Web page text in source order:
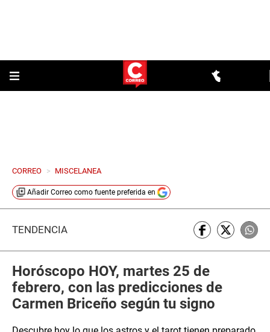
CORREO > MISCELANEA
Añadir Correo como fuente preferida en
TENDENCIA
Horóscopo HOY, martes 25 de
febrero, con las predicciones de
Carmen Briceño según tu signo